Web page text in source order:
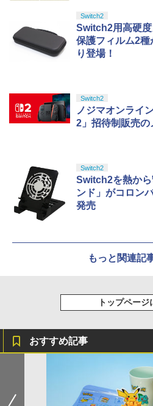
Switch2
Switch2用高硬
保護フィルム2種
り登場！
Switch2
ノジマオンライ
2」招待制販売の
Switch2
Switch2を熱か
ンド」がコロン
発売
もっと関連記
トップページ
おすすめ記事